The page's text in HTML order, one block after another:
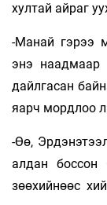
хултай айраг
-Манай гэрээ
энэ наадмаар
дайлгасан
яарч мордлоо л
-Өө,
алдан боссон
зөөхийнөөс